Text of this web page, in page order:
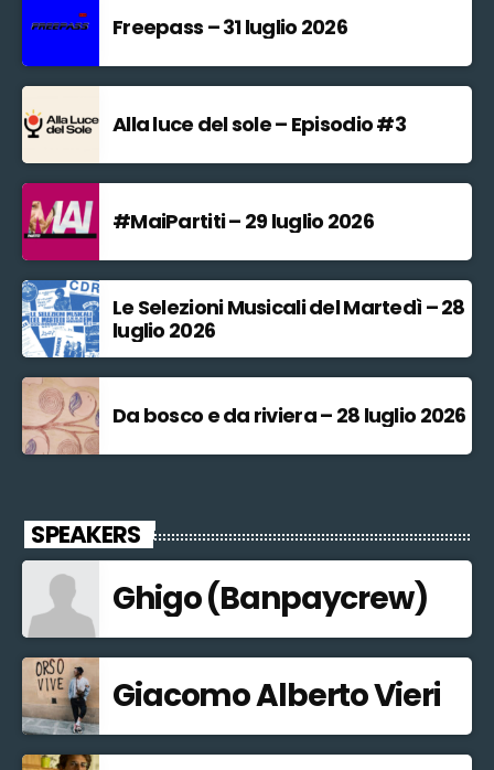
Freepass – 31 luglio 2026
Alla luce del sole – Episodio #3
#MaiPartiti – 29 luglio 2026
Le Selezioni Musicali del Martedì – 28
luglio 2026
Da bosco e da riviera – 28 luglio 2026
SPEAKERS
Ghigo (Banpaycrew)
Giacomo Alberto Vieri